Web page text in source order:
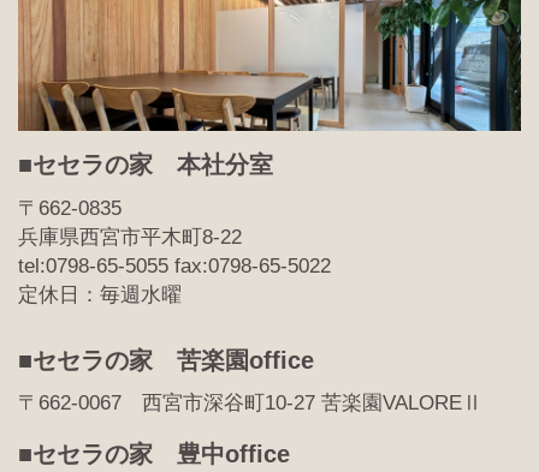
■セセラの家 本社分室
〒662-0835
兵庫県西宮市平木町8-22
tel:0798-65-5055 fax:0798-65-5022
定休日：毎週水曜
■セセラの家 苦楽園office
〒662-0067 西宮市深谷町10-27 苦楽園VALOREⅡ
■セセラの家 豊中office